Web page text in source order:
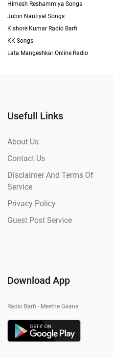
Himesh Reshammiya Songs
Jubin Nautiyal Songs
Kishore Kumar Radio Barfi
KK Songs
Lata Mangeshkar Online Radio
Usefull Links
About Us
Contact Us
Disclaimer And Terms Of
Service
Privacy Policy
Guest Post Service
Download App
Radio Barfi - Meethe Gaane